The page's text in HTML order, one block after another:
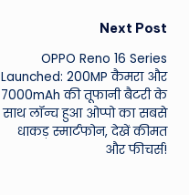
Next Post
OPPO Reno 16 Series
Launched: 200MP कैमरा और
7000mAh की तूफानी बैटरी के
साथ लॉन्च हुआ ओप्पो का सबसे
धाकड़ स्मार्टफोन, देखें कीमत
और फीचर्स!